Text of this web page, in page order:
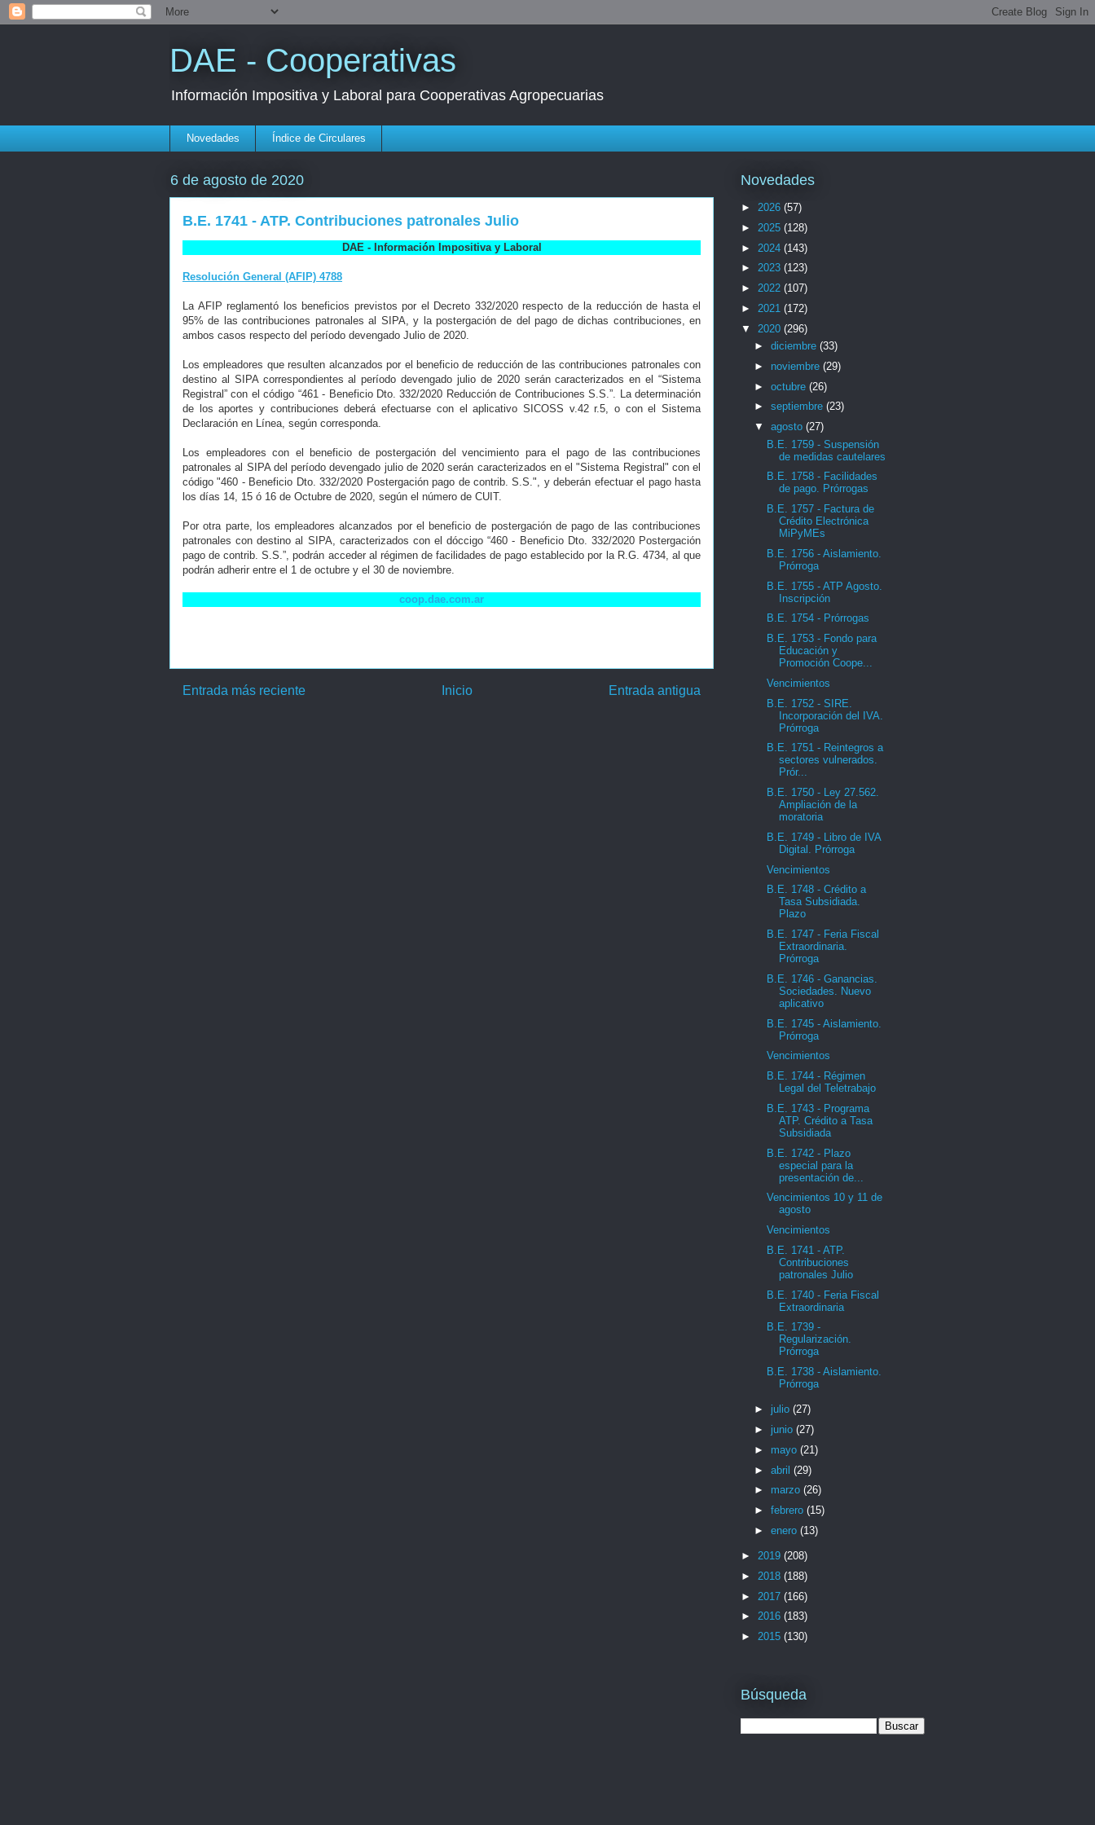
DAE - Cooperativas
Información Impositiva y Laboral para Cooperativas Agropecuarias
Novedades Índice de Circulares
6 de agosto de 2020
B.E. 1741 - ATP. Contribuciones patronales Julio
DAE - Información Impositiva y Laboral
Resolución General (AFIP) 4788
La AFIP reglamentó los beneficios previstos por el Decreto 332/2020 respecto de la reducción de hasta el
95% de las contribuciones patronales al SIPA, y la postergación de del pago de dichas contribuciones, en
ambos casos respecto del período devengado Julio de 2020.
Los empleadores que resulten alcanzados por el beneficio de reducción de las contribuciones patronales con
destino al SIPA correspondientes al período devengado julio de 2020 serán caracterizados en el “Sistema
Registral” con el código “461 - Beneficio Dto. 332/2020 Reducción de Contribuciones S.S.”. La determinación
de los aportes y contribuciones deberá efectuarse con el aplicativo SICOSS v.42 r.5, o con el Sistema
Declaración en Línea, según corresponda.
Los empleadores con el beneficio de postergación del vencimiento para el pago de las contribuciones
patronales al SIPA del período devengado julio de 2020 serán caracterizados en el "Sistema Registral" con el
código "460 - Beneficio Dto. 332/2020 Postergación pago de contrib. S.S.", y deberán efectuar el pago hasta
los días 14, 15 ó 16 de Octubre de 2020, según el número de CUIT.
Por otra parte, los empleadores alcanzados por el beneficio de postergación de pago de las contribuciones
patronales con destino al SIPA, caracterizados con el dóccigo “460 - Beneficio Dto. 332/2020 Postergación
pago de contrib. S.S.”, podrán acceder al régimen de facilidades de pago establecido por la R.G. 4734, al que
podrán adherir entre el 1 de octubre y el 30 de noviembre.
coop.dae.com.ar
Entrada más reciente Entrada antigua
Inicio
Novedades
► 2026 (57)
► 2025 (128)
► 2024 (143)
► 2023 (123)
► 2022 (107)
► 2021 (172)
▼ 2020 (296)
► diciembre (33)
► noviembre (29)
► octubre (26)
► septiembre (23)
▼ agosto (27)
B.E. 1759 - Suspensión
de medidas cautelares
B.E. 1758 - Facilidades
de pago. Prórrogas
B.E. 1757 - Factura de
Crédito Electrónica
MiPyMEs
B.E. 1756 - Aislamiento.
Prórroga
B.E. 1755 - ATP Agosto.
Inscripción
B.E. 1754 - Prórrogas
B.E. 1753 - Fondo para
Educación y
Promoción Coope...
Vencimientos
B.E. 1752 - SIRE.
Incorporación del IVA.
Prórroga
B.E. 1751 - Reintegros a
sectores vulnerados.
Prór...
B.E. 1750 - Ley 27.562.
Ampliación de la
moratoria
B.E. 1749 - Libro de IVA
Digital. Prórroga
Vencimientos
B.E. 1748 - Crédito a
Tasa Subsidiada.
Plazo
B.E. 1747 - Feria Fiscal
Extraordinaria.
Prórroga
B.E. 1746 - Ganancias.
Sociedades. Nuevo
aplicativo
B.E. 1745 - Aislamiento.
Prórroga
Vencimientos
B.E. 1744 - Régimen
Legal del Teletrabajo
B.E. 1743 - Programa
ATP. Crédito a Tasa
Subsidiada
B.E. 1742 - Plazo
especial para la
presentación de...
Vencimientos 10 y 11 de
agosto
Vencimientos
B.E. 1741 - ATP.
Contribuciones
patronales Julio
B.E. 1740 - Feria Fiscal
Extraordinaria
B.E. 1739 -
Regularización.
Prórroga
B.E. 1738 - Aislamiento.
Prórroga
► julio (27)
► junio (27)
► mayo (21)
► abril (29)
► marzo (26)
► febrero (15)
► enero (13)
► 2019 (208)
► 2018 (188)
► 2017 (166)
► 2016 (183)
► 2015 (130)
Búsqueda